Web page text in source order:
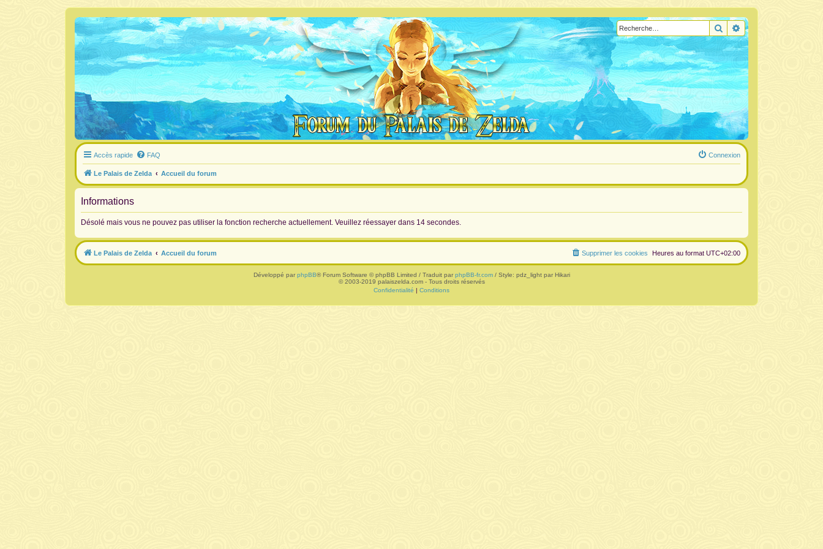
RechercherRecherche avancée
Accès rapide FAQ Connexion
Le Palais de Zelda Accueil du forum
Informations
Désolé mais vous ne pouvez pas utiliser la fonction recherche actuellement. Veuillez réessayer dans 14 secondes.
Le Palais de Zelda Accueil du forum Heures au format UTC+02:00
Supprimer les cookies
Développé par phpBB® Forum Software © phpBB Limited / Traduit par phpBB-fr.com/ Style: pdz_light par Hikari
© 2003-2019 palaiszelda.com - Tous droits réservés
Confidentialité | Conditions